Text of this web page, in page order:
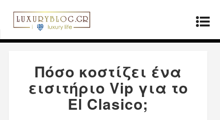
Αρχική σελίδα»ΤΡΟΠΟΣ ΖΩΗΣ
Πόσο κοστίζει
ένα εισιτήριο Vip για το El Clasico;
Πόσο κοστίζει ένα
εισιτήριο Vip για το
El Clasico;